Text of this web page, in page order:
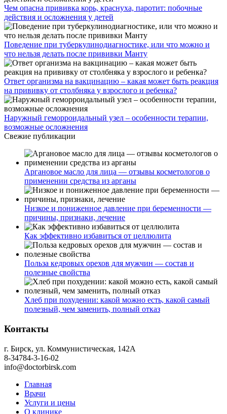
Чем опасна прививка корь, краснуха, паротит: побочные
действия и осложнения у детей
Поведение при туберкулинодиагностике, или что можно и
что нельзя делать после прививки Манту
Ответ организма на вакцинацию – какая может быть реакция
на прививку от столбняка у взрослого и ребенка?
Наружный геморроидальный узел – особенности терапии,
возможные осложнения
Свежие публикации
Аргановое масло для лица — отзывы косметологов о
применении средства из арганы
Низкое и пониженное давление при беременности —
причины, признаки, лечение
Как эффективно избавиться от целлюлита
Польза кедровых орехов для мужчин — состав и
полезные свойства
Хлеб при похудении: какой можно есть, какой самый
полезный, чем заменить, полный отказ
Контакты
г. Бирск, ул. Коммунистическая, 142А
8-34784-3-16-02
info@doctorbirsk.com
Главная
Врачи
Услуги и цены
О клинике